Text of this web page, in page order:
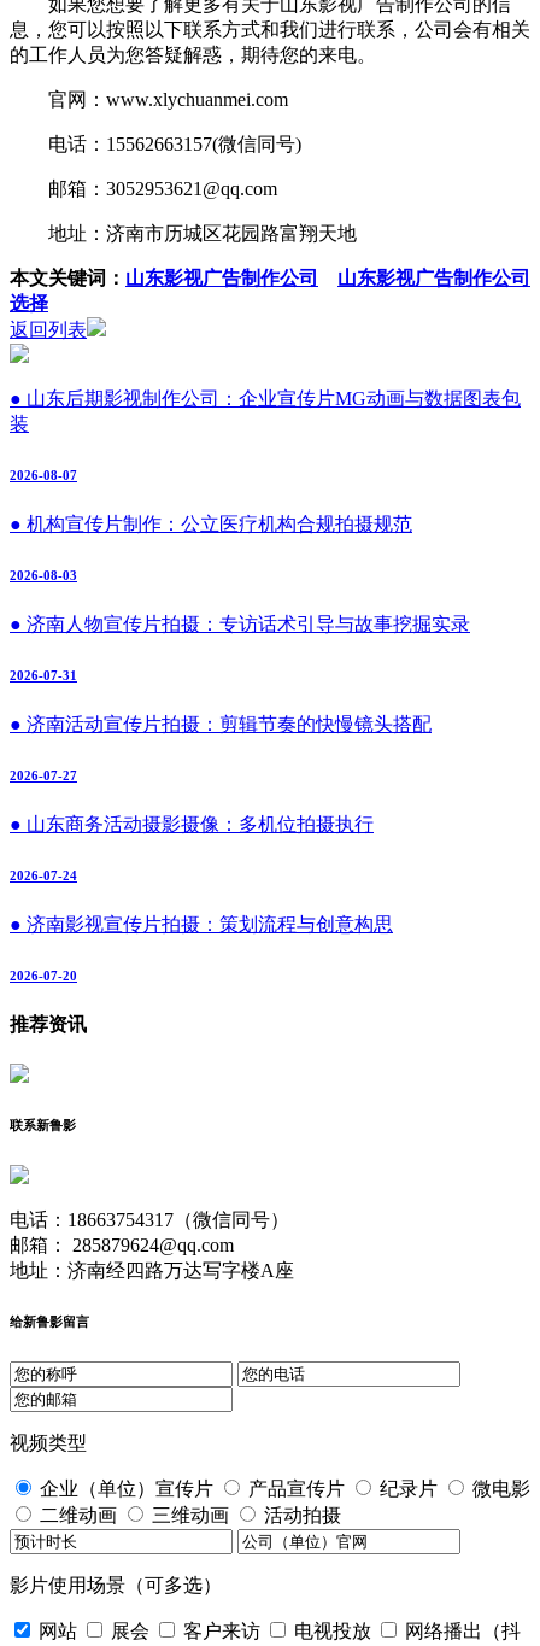
如果您想要了解更多有关于山东影视广告制作公司的信
息，您可以按照以下联系方式和我们进行联系，公司会有相关
的工作人员为您答疑解惑，期待您的来电。
官网：www.xlychuanmei.com
电话：15562663157(微信同号)
邮箱：3052953621@qq.com
地址：济南市历城区花园路富翔天地
本文关键词： 山东影视广告制作公司
山东影视广告制作公司
选择
返回列表
● 山东后期影视制作公司：企业宣传片MG动画与数据图表包
装
2026-08-07
● 机构宣传片制作：公立医疗机构合规拍摄规范
2026-08-03
● 济南人物宣传片拍摄：专访话术引导与故事挖掘实录
2026-07-31
● 济南活动宣传片拍摄：剪辑节奏的快慢镜头搭配
2026-07-27
● 山东商务活动摄影摄像：多机位拍摄执行
2026-07-24
● 济南影视宣传片拍摄：策划流程与创意构思
2026-07-20
推荐资讯
联系新鲁影
电话：18663754317（微信同号）
邮箱： 285879624@qq.com
地址：济南经四路万达写字楼A座
给新鲁影留言
视频类型
企业（单位）宣传片 产品宣传片 纪录片
微电影
二维动画
三维动画 活动拍摄
影片使用场景（可多选）
网站 展会 客户来访 电视投放
网络播出（抖